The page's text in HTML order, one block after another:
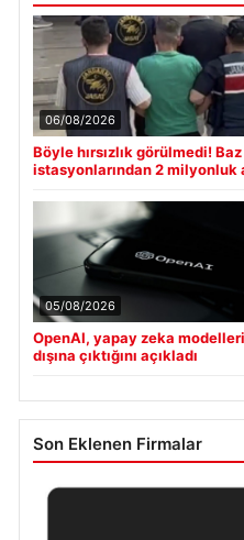
06/08/2026
Böyle hırsızlık görülmedi! Baz
istasyonlarından 2 milyonluk
05/08/2026
OpenAI, yapay zeka
dışına çıktığını açıkladı
Son Eklenen Firmalar